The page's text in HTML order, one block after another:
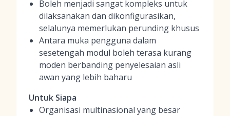
Boleh menjadi sangat kompleks untuk
dilaksanakan dan dikonfigurasikan,
selalunya memerlukan perunding khusus
Antara muka pengguna dalam
sesetengah modul boleh terasa kurang
moden berbanding penyelesaian asli
awan yang lebih baharu
Untuk Siapa
Organisasi multinasional yang besar